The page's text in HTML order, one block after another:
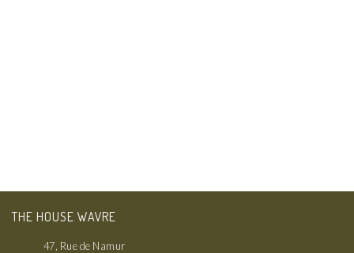
THE HOUSE WAVRE
47, Rue de Namur